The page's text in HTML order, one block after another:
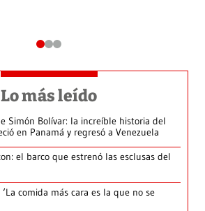
Lo más leído
Simón Bolívar: la increíble historia del
en Panamá y regresó a Venezuela
el barco que estrenó las esclusas del
comida más cara es la que no se